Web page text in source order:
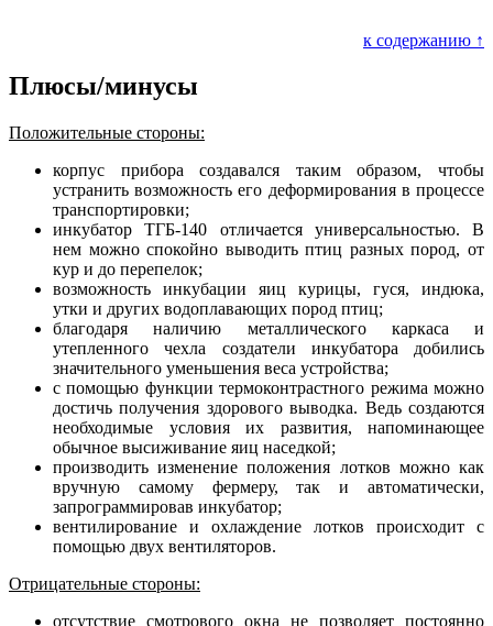
к содержанию ↑
Плюсы/минусы
Положительные стороны:
корпус прибора создавался таким образом, чтобы
устранить возможность его деформирования в процессе
транспортировки;
инкубатор ТГБ-140 отличается универсальностью. В
нем можно спокойно выводить птиц разных пород, от
кур и до перепелок;
возможность инкубации яиц курицы, гуся, индюка,
утки и других водоплавающих пород птиц;
благодаря наличию металлического каркаса и
утепленного чехла создатели инкубатора добились
значительного уменьшения веса устройства;
с помощью функции термоконтрастного режима можно
достичь получения здорового выводка. Ведь создаются
необходимые условия их развития, напоминающее
обычное высиживание яиц наседкой;
производить изменение положения лотков можно как
вручную самому фермеру, так и автоматически,
запрограммировав инкубатор;
вентилирование и охлаждение лотков происходит с
помощью двух вентиляторов.
Отрицательные стороны:
отсутствие смотрового окна не позволяет постоянно